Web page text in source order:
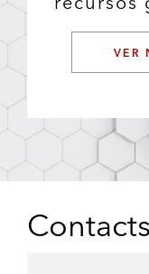
VER
Contacts